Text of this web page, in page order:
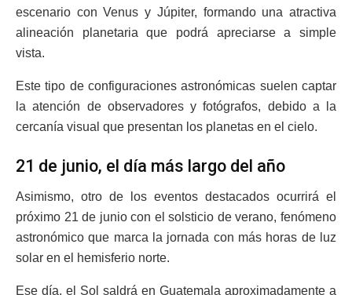
escenario con Venus y Júpiter, formando una atractiva
alineación planetaria que podrá apreciarse a simple
vista.
Este tipo de configuraciones astronómicas suelen captar
la atención de observadores y fotógrafos, debido a la
cercanía visual que presentan los planetas en el cielo.
21 de junio, el día más largo del año
Asimismo, otro de los eventos destacados ocurrirá el
próximo 21 de junio con el solsticio de verano, fenómeno
astronómico que marca la jornada con más horas de luz
solar en el hemisferio norte.
Ese día, el Sol saldrá en Guatemala aproximadamente a